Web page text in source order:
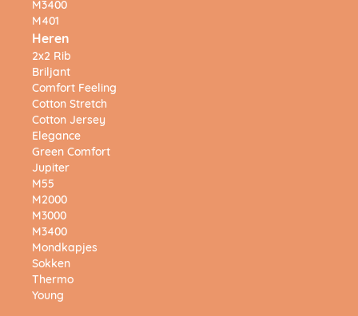
M3400
M401
Heren
2x2 Rib
Briljant
Comfort Feeling
Cotton Stretch
Cotton Jersey
Elegance
Green Comfort
Jupiter
M55
M2000
M3000
M3400
Mondkapjes
Sokken
Thermo
Young